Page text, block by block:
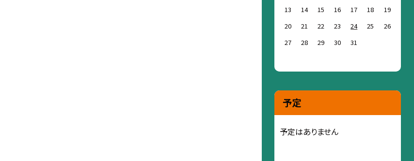
13
14 15 16 17 18
19
20
21 22 23 24 25
26
27
28 29 30 31
予定
予定はありません